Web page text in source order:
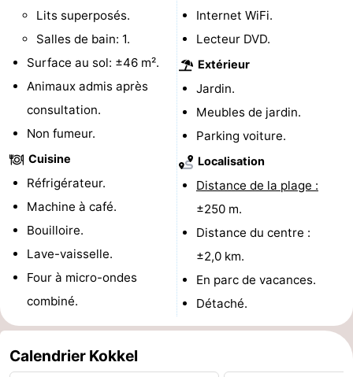
Musées
Églises
Points
vue
Attractions
Croisières
-
Terrains
de
jeux
Aires
de
-
Bowling
-
Lits superposés.
Salles de bain: 1.
Surface au sol: ±46 m².
Animaux admis après
consultation.
Non fumeur.
Cuisine
Réfrigérateur.
Machine à café.
Bouilloire.
Lave-vaisselle.
Four à micro-ondes
combiné.
Internet WiFi.
Lecteur DVD.
Extérieur
Jardin.
Meubles de jardin.
Parking voiture.
Localisation
Distance de la plage :
±250 m.
Distance du centre :
±2,0 km.
En parc de vacances.
Détaché.
Calendrier Kokkel